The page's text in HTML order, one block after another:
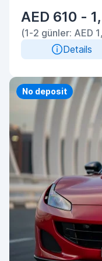
AED 610 -
(1-2 günler: AED
Details
Priority
No deposit